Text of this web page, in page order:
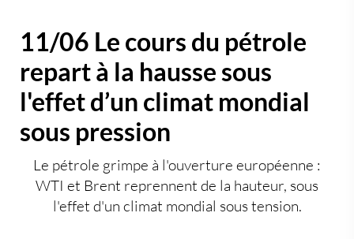
11/06 Le cours du pétrole
repart à la hausse sous
l'effet d’un climat mondial
sous pression
Le pétrole grimpe à l'ouverture européenne :
WTI et Brent reprennent de la hauteur, sous
l'effet d'un climat mondial sous tension.